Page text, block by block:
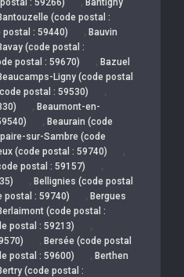
(code postal :
postal : 59440) , Bauvin
(code postal :
postal : 59670) , Bazuel
Ligny (code postal
postal : 59530) ,
, Beaumont-en-
, Beaurain (code
sur-Sambre (code
(code postal : 59740) ,
postal : 59157) ,
, Bellignies (code postal
postal : 59740) , Bergues
(code postal :
postal : 59213) ,
, Bersée (code postal
postal : 59600) , Berthen
(code postal :